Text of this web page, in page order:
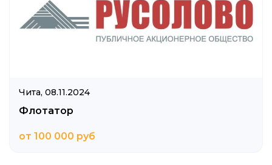
Чита, 08.11.2024
Флотатор
от 100 000 руб